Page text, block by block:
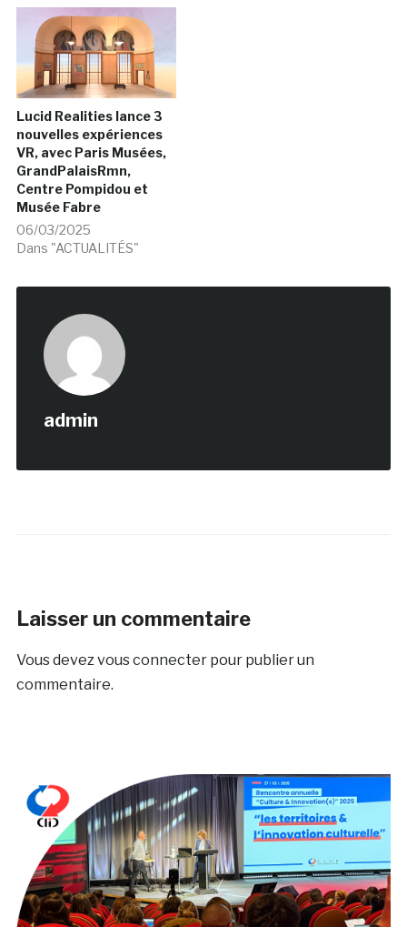
Lucid Realities lance 3
nouvelles expériences
VR, avec Paris Musées,
GrandPalaisRmn,
Centre Pompidou et
Musée Fabre
06/03/2025
Dans "ACTUALITÉS"
admin
Laisser un commentaire
Vous devezvous connecterpour publier un
commentaire.